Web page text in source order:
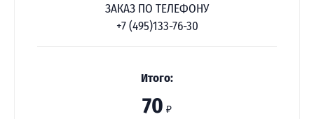
ЗАКАЗ ПО ТЕЛЕФОНУ
+7 (495)133-76-30
Итого:
70 ₽